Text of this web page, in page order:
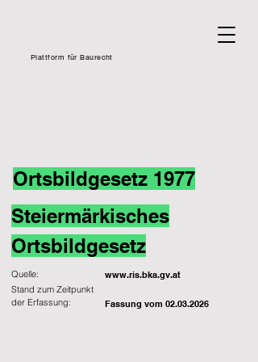
Plattform für Baurecht
Ortsbildgesetz 1977
Steiermärkisches
Ortsbildgesetz
Quelle: www.ris.bka.gv.at
Fassung vom 02.03.2026
Stand zum Zeitpunkt
der Erfassung: